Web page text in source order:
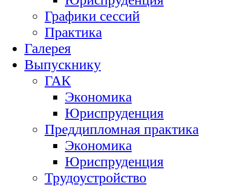
Графики сессий
Практика
Галерея
Выпускнику
ГАК
Экономика
Юриспруденция
Преддипломная практика
Экономика
Юриспруденция
Трудоустройство